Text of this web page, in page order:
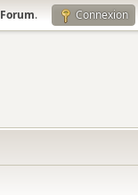
. Connexion